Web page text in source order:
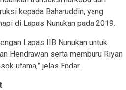
kepada Baharuddin, yang
di Lapas Nunukan pada 2019.
Lapas IIB Nunukan untuk
Hendrawan serta memburu Riyan
utama,” jelas Endar.